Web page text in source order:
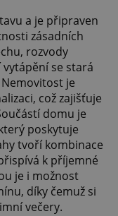
a je připraven
zásadních
rozvody
se stará
je
což zajišťuje
domu je
poskytuje
tvoří kombinace
k příjemné
je i možnost
díky čemuž si
večery.